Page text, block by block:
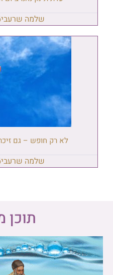
שלמה שרעבי
לא רק חופש – גם
שלמה שרעבי
תוכן